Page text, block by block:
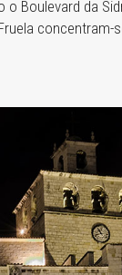
Boulevard da
concentram-